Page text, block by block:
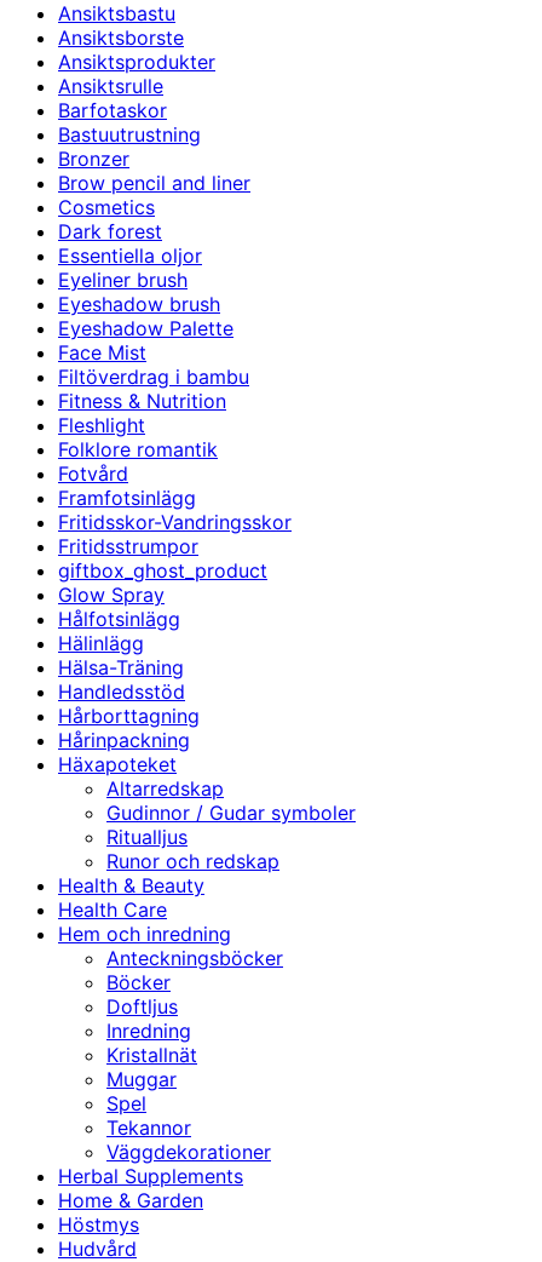
Ansiktsbastu
Ansiktsborste
Ansiktsprodukter
Ansiktsrulle
Barfotaskor
Bastuutrustning
Bronzer
Brow pencil and liner
Cosmetics
Dark forest
Essentiella oljor
Eyeliner brush
Eyeshadow brush
Eyeshadow Palette
Face Mist
Filtöverdrag i bambu
Fitness & Nutrition
Fleshlight
Folklore romantik
Fotvård
Framfotsinlägg
Fritidsskor-Vandringsskor
Fritidsstrumpor
giftbox_ghost_product
Glow Spray
Hålfotsinlägg
Hälinlägg
Hälsa-Träning
Handledsstöd
Hårborttagning
Hårinpackning
Häxapoteket
Altarredskap
Gudinnor / Gudar symboler
Ritualljus
Runor och redskap
Health & Beauty
Health Care
Hem och inredning
Anteckningsböcker
Böcker
Doftljus
Inredning
Kristallnät
Muggar
Spel
Tekannor
Väggdekorationer
Herbal Supplements
Home & Garden
Höstmys
Hudvård